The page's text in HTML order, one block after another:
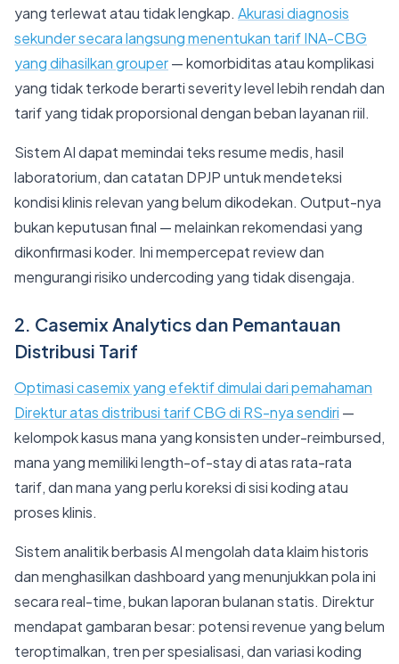
yang terlewat atau tidak lengkap. Akurasi diagnosis
sekunder secara langsung menentukan tarif INA-CBG
yang dihasilkan grouper— komorbiditas atau komplikasi
yang tidak terkode berarti severity level lebih rendah dan
tarif yang tidak proporsional dengan beban layanan riil.
Sistem AI dapat memindai teks resume medis, hasil
laboratorium, dan catatan DPJP untuk mendeteksi
kondisi klinis relevan yang belum dikodekan. Output-nya
bukan keputusan final — melainkan rekomendasi yang
dikonfirmasi koder. Ini mempercepat review dan
mengurangi risiko undercoding yang tidak disengaja.
2. Casemix Analytics dan Pemantauan
Distribusi Tarif
Optimasi casemix yang efektif dimulai dari pemahaman
Direktur atas distribusi tarif CBG di RS-nya sendiri —
kelompok kasus mana yang konsisten under-reimbursed,
mana yang memiliki length-of-stay di atas rata-rata
tarif, dan mana yang perlu koreksi di sisi koding atau
proses klinis.
Sistem analitik berbasis AI mengolah data klaim historis
dan menghasilkan dashboard yang menunjukkan pola ini
secara real-time, bukan laporan bulanan statis. Direktur
mendapat gambaran besar: potensi revenue yang belum
teroptimalkan, tren per spesialisasi, dan variasi koding